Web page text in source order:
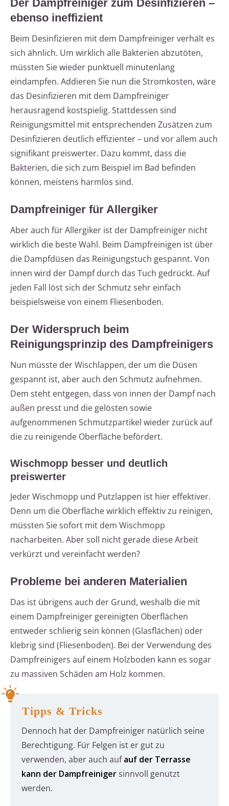
Der Dampfreiniger zum Desinfizieren –
ebenso ineffizient
Beim Desinfizieren mit dem Dampfreiniger verhält es
sich ähnlich. Um wirklich alle Bakterien abzutöten,
müssten Sie wieder punktuell minutenlang
eindampfen. Addieren Sie nun die Stromkosten, wäre
das Desinfizieren mit dem Dampfreiniger
herausragend kostspielig. Stattdessen sind
Reinigungsmittel mit entsprechenden Zusätzen zum
Desinfizieren deutlich effizienter – und vor allem auch
signifikant preiswerter. Dazu kommt, dass die
Bakterien, die sich zum Beispiel im Bad befinden
können, meistens harmlos sind.
Dampfreiniger für Allergiker
Aber auch für Allergiker ist der Dampfreiniger nicht
wirklich die beste Wahl. Beim Dampfreinigen ist über
die Dampfdüsen das Reinigungstuch gespannt. Von
innen wird der Dampf durch das Tuch gedrückt. Auf
jeden Fall löst sich der Schmutz sehr einfach
beispielsweise von einem Fliesenboden.
Der Widerspruch beim
Reinigungsprinzip des Dampfreinigers
Nun müsste der Wischlappen, der um die Düsen
gespannt ist, aber auch den Schmutz aufnehmen.
Dem steht entgegen, dass von innen der Dampf nach
außen presst und die gelösten sowie
aufgenommenen Schmutzpartikel wieder zurück auf
die zu reinigende Oberfläche befördert.
Wischmopp besser und deutlich
preiswerter
Jeder Wischmopp und Putzlappen ist hier effektiver.
Denn um die Oberfläche wirklich effektiv zu reinigen,
müssten Sie sofort mit dem Wischmopp
nacharbeiten. Aber soll nicht gerade diese Arbeit
verkürzt und vereinfacht werden?
Probleme bei anderen Materialien
Das ist übrigens auch der Grund, weshalb die mit
einem Dampfreiniger gereinigten Oberflächen
entweder schlierig sein können (Glasflächen) oder
klebrig sind (Fliesenboden). Bei der Verwendung des
Dampfreinigers auf einem Holzboden kann es sogar
zu massiven Schäden am Holz kommen.
Tipps & Tricks
Dennoch hat der Dampfreiniger natürlich seine
Berechtigung. Für Felgen ist er gut zu
verwenden, aber auch aufauf der Terrasse
kann der Dampfreinigersinnvoll genutzt
werden.